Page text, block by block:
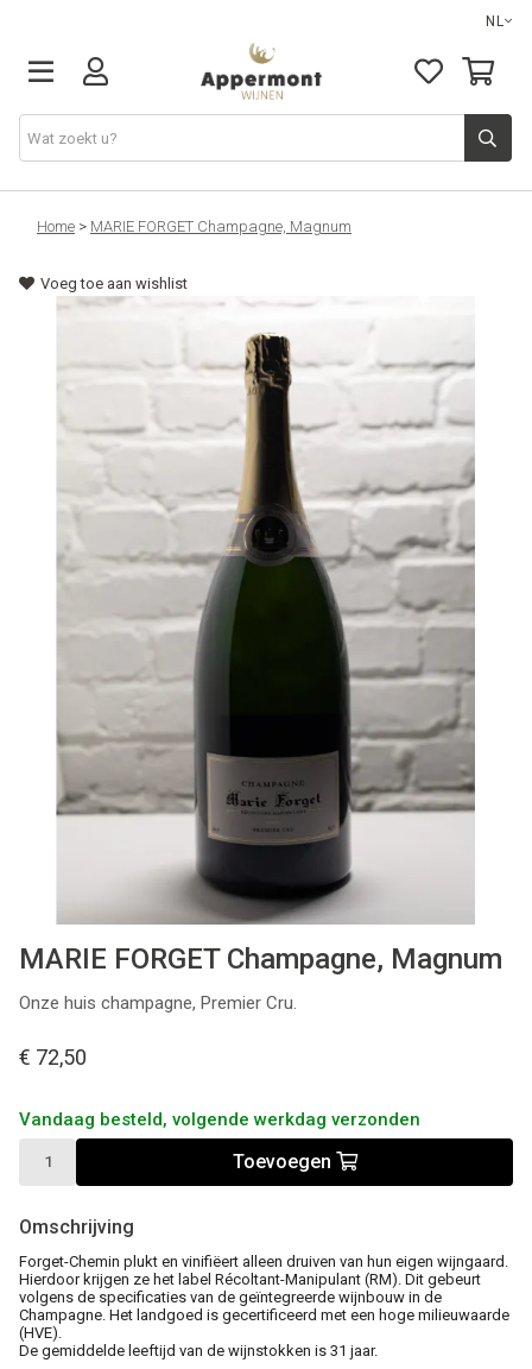
NL
Wijnen
Bubbels
Alcoholvrij
Onze selectie
Kelderresten
Olie & Azijn
Cadeaubon
Home > MARIE FORGET Champagne, Magnum
Voeg toe aan wishlist
MARIE FORGET Champagne, Magnum
Onze huis champagne, Premier Cru.
€ 72,50
Vandaag besteld, volgende werkdag verzonden
Toevoegen
Omschrijving
Forget-Chemin plukt en vinifiëert alleen druiven van hun eigen wijngaard.
Hierdoor krijgen ze het label Récoltant-Manipulant (RM). Dit gebeurt
volgens de specificaties van de geïntegreerde wijnbouw in de
Champagne. Het landgoed is gecertificeerd met een hoge milieuwaarde
(HVE).
De gemiddelde leeftijd van de wijnstokken is 31 jaar.